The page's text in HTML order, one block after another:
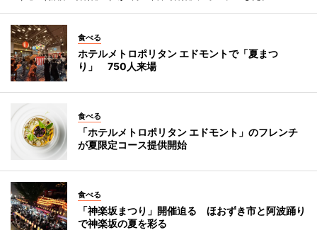
食べる
ホテルメトロポリタン エドモントで「夏まつ
り」 750人来場
食べる
「ホテルメトロポリタン エドモント」のフレンチ
が夏限定コース提供開始
食べる
「神楽坂まつり」開催迫る ほおずき市と阿波踊り
で神楽坂の夏を彩る